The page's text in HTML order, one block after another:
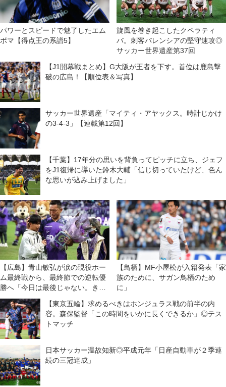
パワーとスピードで魅了したエム
ボマ【得点王の系譜5】
旋風を巻き起こしたクペラティ
バ。刺客バレンシアの堅守速攻◎
サッカー世界遺産第37回
【J1開幕戦まとめ】G大阪が王者を下す。首位は鹿島撃
破の広島！【順位表＆写真】
サッカー世界遺産「マイティ・アヤックス。時計じかけ
の3-4-3」【連載第12回】
【千葉】17年分の思いを背負ってピッチに立ち、ジェフ
をJ1復帰に導いた鈴木大輔「信じ切っていたけど、色ん
な思いが込み上げました」
【広島】青山敏弘が涙の現役ホー
ム最終戦から、最終節での逆転優
勝へ「今日は最後じゃない。きっ
とできると思って、僕なら」
【鳥栖】MF小屋松が入籍発表「家
族のために、サガン鳥栖のため
に」
【東京五輪】求めるべきはホンジュラス戦の前半の内
容。森保監督「この時間をいかに長くできるか」◎テス
トマッチ
日本サッカー温故知新◎平成元年「日産自動車が２季連
続の三冠達成」